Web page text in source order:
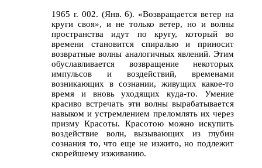
1965 г. 002. (Янв. 6). «Возвращается ветер на
круги своя», и не только ветер, но и волны
пространства идут по кругу, который во
времени становится спиралью и приносит
возвратные волны аналогичных явлений. Этим
обуславливается возвращение некоторых
импульсов и воздействий, временами
возникающих в сознании, живущих какое-то
время и вновь уходящих куда-то. Умение
красиво встречать эти волны вырабатывается
навыком и устремлением преломлять их через
призму Красоты. Красотою можно искупить
воздействие волн, вызывающих из глубин
сознания то, что еще не изжито, но подлежит
скорейшему изживанию.